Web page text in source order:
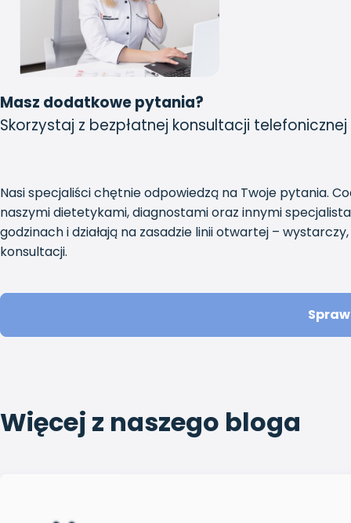
Masz dodatkowe pytania?
Skorzystaj z bezpłatnej konsultacji telefonicznej
Nasi specjaliści chętnie odpowiedzą na Twoje pytania.
naszymi dietetykami, diagnostami oraz innymi
godzinach i działają na zasadzie linii otwartej –
konsultacji.
Więcej z naszego bloga